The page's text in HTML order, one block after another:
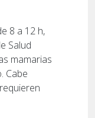
8 a 12 h,
Salud
mamarias
Cabe